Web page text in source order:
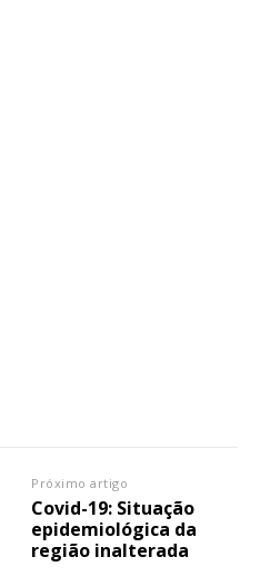
Próximo artigo
Covid-19: Situação
epidemiológica da
região inalterada